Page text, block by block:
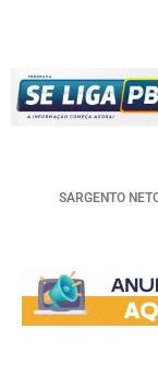
SARGENTO